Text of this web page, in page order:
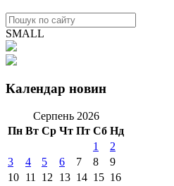
SMALL
Календар новин
Серпень 2026
Пн Вт Ср Чт Пт Сб Нд
1
2
3
4 5 6 7 8
9
10 11 12 13 14 15 16